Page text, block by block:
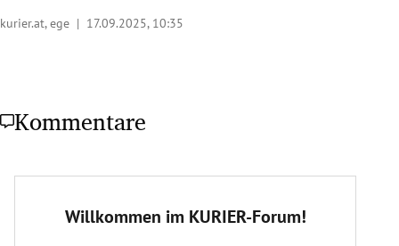
kurier.at, ege | 17.09.2025, 10:35
Kommentare